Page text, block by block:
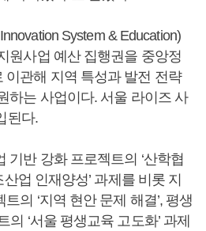
System & Education)
원사업 예산 집행권을 중앙정
이관해 지역 특성과 발전 전략
하는 사업이다. 서울 라이즈 사
된다.
기반 강화 프로젝트의 ‘산학협
산업 인재양성’ 과제를 비롯 지
의 ‘지역 현안 문제 해결’, 평생
의 ‘서울 평생교육 고도화’ 과제